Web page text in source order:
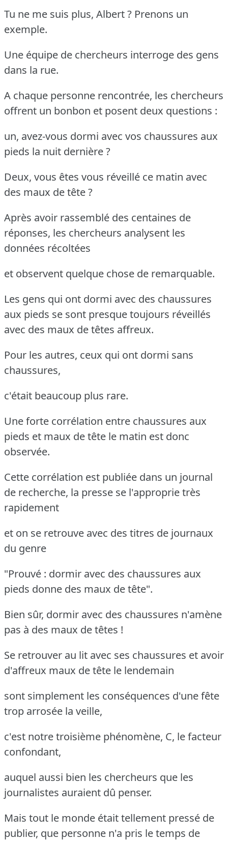
Tu ne me suis plus, Albert ? Prenons un
exemple.
Une équipe de chercheurs interroge des gens
dans la rue.
A chaque personne rencontrée, les chercheurs
offrent un bonbon et posent deux questions :
un, avez-vous dormi avec vos chaussures aux
pieds la nuit dernière ?
Deux, vous êtes vous réveillé ce matin avec
des maux de tête ?
Après avoir rassemblé des centaines de
réponses, les chercheurs analysent les
données récoltées
et observent quelque chose de remarquable.
Les gens qui ont dormi avec des chaussures
aux pieds se sont presque toujours réveillés
avec des maux de têtes affreux.
Pour les autres, ceux qui ont dormi sans
chaussures,
c'était beaucoup plus rare.
Une forte corrélation entre chaussures aux
pieds et maux de tête le matin est donc
observée.
Cette corrélation est publiée dans un journal
de recherche, la presse se l'approprie très
rapidement
et on se retrouve avec des titres de journaux
du genre
"Prouvé : dormir avec des chaussures aux
pieds donne des maux de tête".
Bien sûr, dormir avec des chaussures n'amène
pas à des maux de têtes !
Se retrouver au lit avec ses chaussures et avoir
d'affreux maux de tête le lendemain
sont simplement les conséquences d'une fête
trop arrosée la veille,
c'est notre troisième phénomène, C, le facteur
confondant,
auquel aussi bien les chercheurs que les
journalistes auraient dû penser.
Mais tout le monde était tellement pressé de
publier, que personne n'a pris le temps de